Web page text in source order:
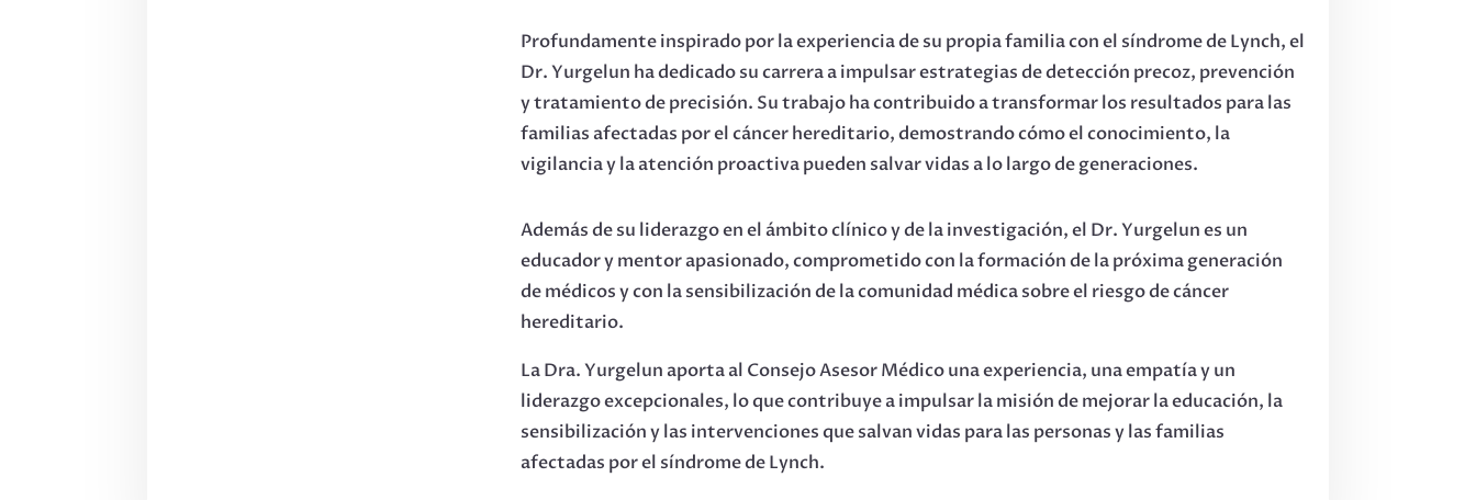
Profundamente inspirado por la experiencia de su propia familia con el síndrome de Lynch, el
Dr. Yurgelun ha dedicado su carrera a impulsar estrategias de detección precoz, prevención
y tratamiento de precisión. Su trabajo ha contribuido a transformar los resultados para las
familias afectadas por el cáncer hereditario, demostrando cómo el conocimiento, la
vigilancia y la atención proactiva pueden salvar vidas a lo largo de generaciones.
Además de su liderazgo en el ámbito clínico y de la investigación, el Dr. Yurgelun es un
educador y mentor apasionado, comprometido con la formación de la próxima generación
de médicos y con la sensibilización de la comunidad médica sobre el riesgo de cáncer
hereditario.
La Dra. Yurgelun aporta al Consejo Asesor Médico una experiencia, una empatía y un
liderazgo excepcionales, lo que contribuye a impulsar la misión de mejorar la educación, la
sensibilización y las intervenciones que salvan vidas para las personas y las familias
afectadas por el síndrome de Lynch.